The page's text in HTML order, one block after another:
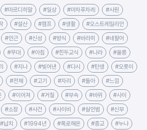
#마르디히말 #일상 #마차푸차레 #사원
#설산 #캠프 #생활 #오스트레일리안
#인근 #신성 #방식 #바라히 #네팔어
#무대 #아침 #힌두교식 #나라 #울릉
#지나 #빚어낸 #다시 #탄생 #오롯이
#전체 #고기 #자리 #돌아 #느낌
#이어져 #거칠 #부속 #바위 #사이
#소장 #사건 #사이비 #살인범 #신부
#납치 #1994년 #폭로해온 #종교 #누나